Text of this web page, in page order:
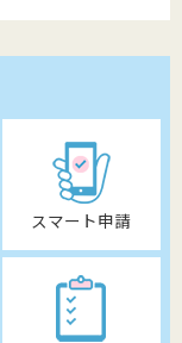
スマート申請